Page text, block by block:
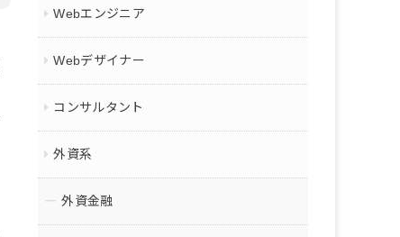
Webエンジニア
Webデザイナー
コンサルタント
外資系
外資金融